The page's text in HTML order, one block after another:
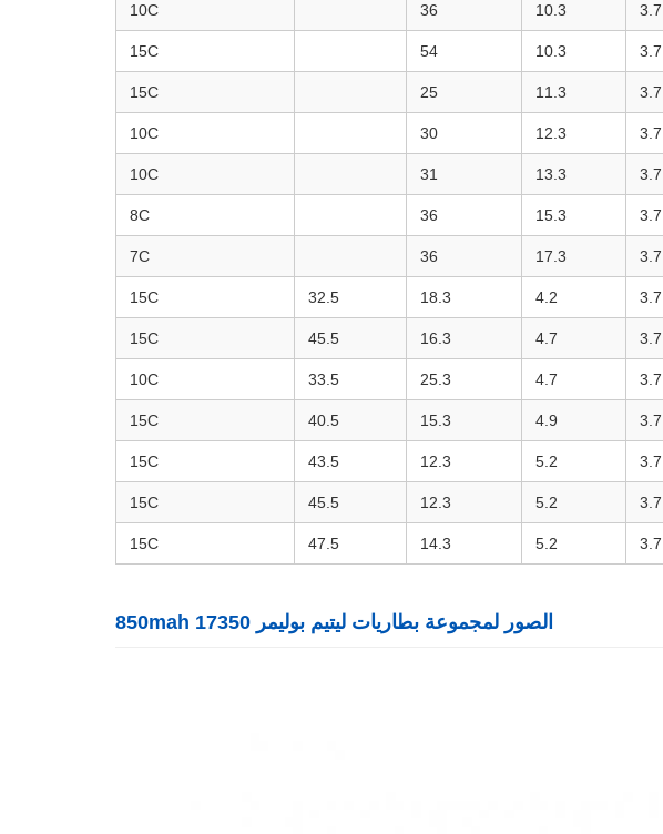
3.7
10.3
36
10C
3.7
10.3
54
15C
3.7
11.3
25
15C
3.7
12.3
30
10C
3.7
13.3
31
10C
3.7
15.3
36
8C
3.7
17.3
36
7C
3.7
4.2
18.3
32.5
15C
3.7
4.7
16.3
45.5
15C
3.7
4.7
25.3
33.5
10C
3.7
4.9
15.3
40.5
15C
3.7
5.2
12.3
43.5
15C
3.7
5.2
12.3
45.5
15C
3.7
5.2
14.3
47.5
15C
الصور لمجموعة بطاريات ليتيم بوليمر 17350 850mah